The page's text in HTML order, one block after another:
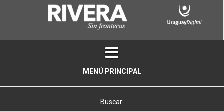
MENÚ PRINCIPAL
Buscar: